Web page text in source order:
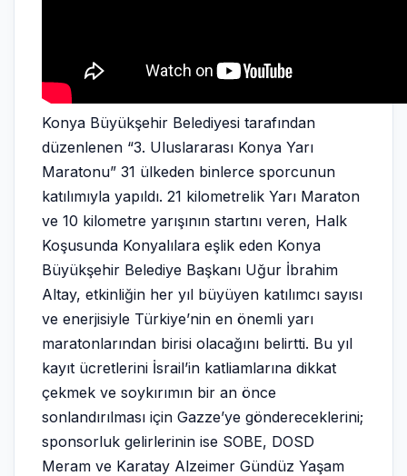
Konya Büyükşehir Belediyesi tarafından
düzenlenen “3. Uluslararası Konya Yarı
Maratonu” 31 ülkeden binlerce sporcunun
katılımıyla yapıldı. 21 kilometrelik Yarı Maraton
ve 10 kilometre yarışının startını veren, Halk
Koşusunda Konyalılara eşlik eden Konya
Büyükşehir Belediye Başkanı Uğur İbrahim
Altay, etkinliğin her yıl büyüyen katılımcı sayısı
ve enerjisiyle Türkiye’nin en önemli yarı
maratonlarından birisi olacağını belirtti. Bu yıl
kayıt ücretlerini İsrail’in katliamlarına dikkat
çekmek ve soykırımın bir an önce
sonlandırılması için Gazze’ye göndereceklerini;
sponsorluk gelirlerinin ise SOBE, DOSD
Meram ve Karatay Alzeimer Gündüz Yaşam